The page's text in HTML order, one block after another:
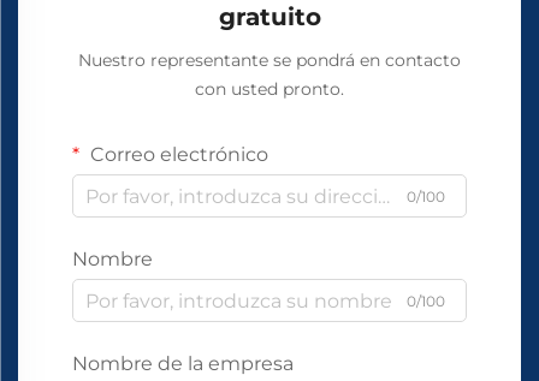
gratuito
Nuestro representante se pondrá en contacto
con usted pronto.
Correo electrónico
0/100
Nombre
0/100
Nombre de la empresa